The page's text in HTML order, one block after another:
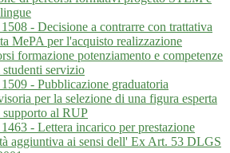
- Decisione a contrarre con trattativa
MePA per l'acquisto realizzazione
formazione potenziamento e competenze
studenti servizio
- Pubblicazione graduatoria
per la selezione di una figura esperta
supporto al RUP
- Lettera incarico per prestazione
aggiuntiva ai sensi dell' Ex Art. 53 DLGS